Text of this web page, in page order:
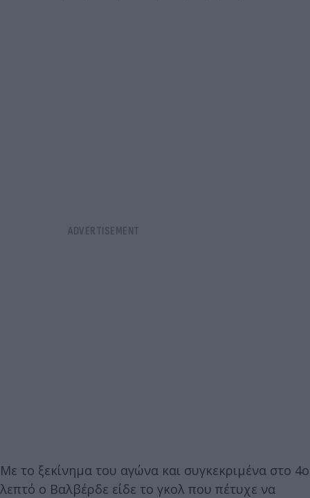
Με το ξεκίνημα του αγώνα και συγκεκριμένα στο 4ο
λεπτό ο Βαλβέρδε είδε το γκολ που πέτυχε να